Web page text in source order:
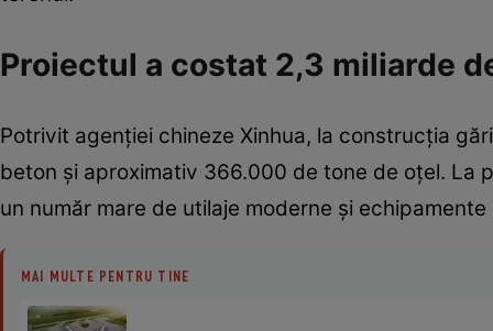
Proiectul a costat 2,3 miliarde
Potrivit agenției chineze Xinhua, la construcția
beton și aproximativ 366.000 de tone de oțel. La
un număr mare de utilaje moderne și
MAI MULTE PENTRU TINE